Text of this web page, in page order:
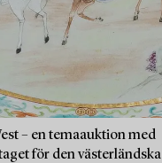
– en temaauktion med
för den västerländska